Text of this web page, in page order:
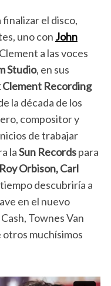
el disco,
uno con John
a las voces
Studio, en sus
Recording
la década de los
compositor y
de trabajar
laSun Recordspara
Roy Orbison, Carl
descubriría a
en el nuevo
Townes Van
muchísimos